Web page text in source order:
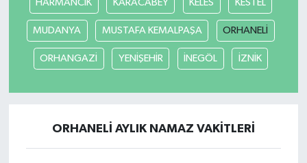
HARMANCIK KARACABEY KELES KESTEL
MUDANYA MUSTAFA KEMALPAŞA ORHANELİ
ORHANGAZİ YENİŞEHİR İNEGÖL İZNİK
ORHANELİ AYLIK NAMAZ VAKITLERI